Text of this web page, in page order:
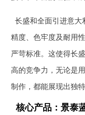
长盛和全面引进意大
精度、色牢度及耐用
严苛标准。这使得长
高的竞争力，无论是
制作，都能展现出独特
核心产品：景泰